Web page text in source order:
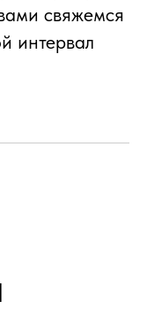
свяжемся
интервал